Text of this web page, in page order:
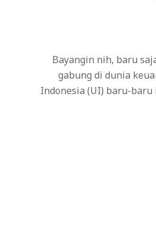
Bayangin nih, baru
gabung di dunia
Indonesia (UI) baru-baru